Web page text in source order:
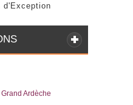
d'Exception
Grand Ardèche